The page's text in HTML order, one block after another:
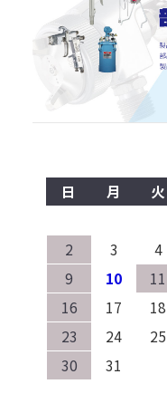
日
月 火
2
3 4
9
10 11
16
17 18
23
24 25
30
31